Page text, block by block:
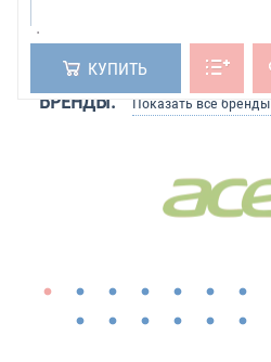
КУПИТЬ
БРЕНДЫ: Показать все бренды